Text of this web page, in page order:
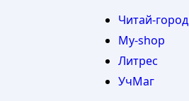
Читай-город
My-shop
Литрес
УчМаг